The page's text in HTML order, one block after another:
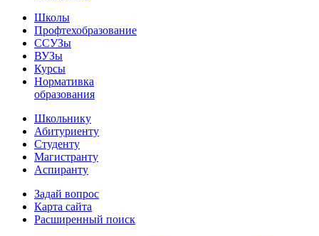
Школы
Профтехобразование
ССУЗы
ВУЗы
Курсы
Нормативка
образования
Школьнику
Абитуриенту
Студенту
Магистранту
Аспиранту
Задай вопрос
Карта сайта
Расширенный поиск